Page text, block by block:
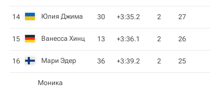
14 Юлия Джима 30 +3:35.2 2 27
15 Ванесса Хинц 13 +3:36.1 2 26
16 Мари Эдер 36 +3:39.2 2 25
Моника